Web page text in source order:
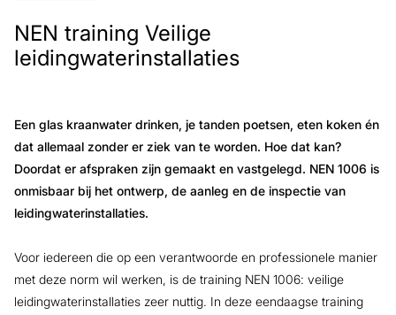
NEN training Veilige
leidingwaterinstallaties
Een glas kraanwater drinken, je tanden poetsen, eten koken én
dat allemaal zonder er ziek van te worden. Hoe dat kan?
Doordat er afspraken zijn gemaakt en vastgelegd. NEN 1006 is
onmisbaar bij het ontwerp, de aanleg en de inspectie van
leidingwaterinstallaties.
Voor iedereen die op een verantwoorde en professionele manier
met deze norm wil werken, is de training NEN 1006: veilige
leidingwaterinstallaties zeer nuttig. In deze eendaagse training